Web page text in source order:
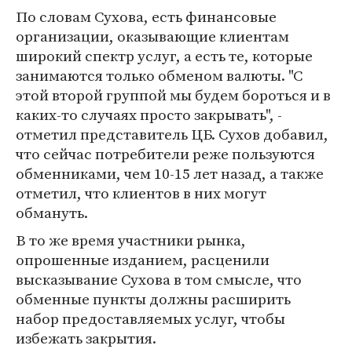
По словам Сухова, есть финансовые
организации, оказывающие клиентам
широкий спектр услуг, а есть те, которые
занимаются только обменом валюты. "С
этой второй группой мы будем бороться и в
каких-то случаях просто закрывать", -
отметил представитель ЦБ. Сухов добавил,
что сейчас потребители реже пользуются
обменниками, чем 10-15 лет назад, а также
отметил, что клиентов в них могут
обмануть.
В то же время участники рынка,
опрошенные изданием, расценили
высказывание Сухова в том смысле, что
обменные пункты должны расширить
набор предоставляемых услуг, чтобы
избежать закрытия.